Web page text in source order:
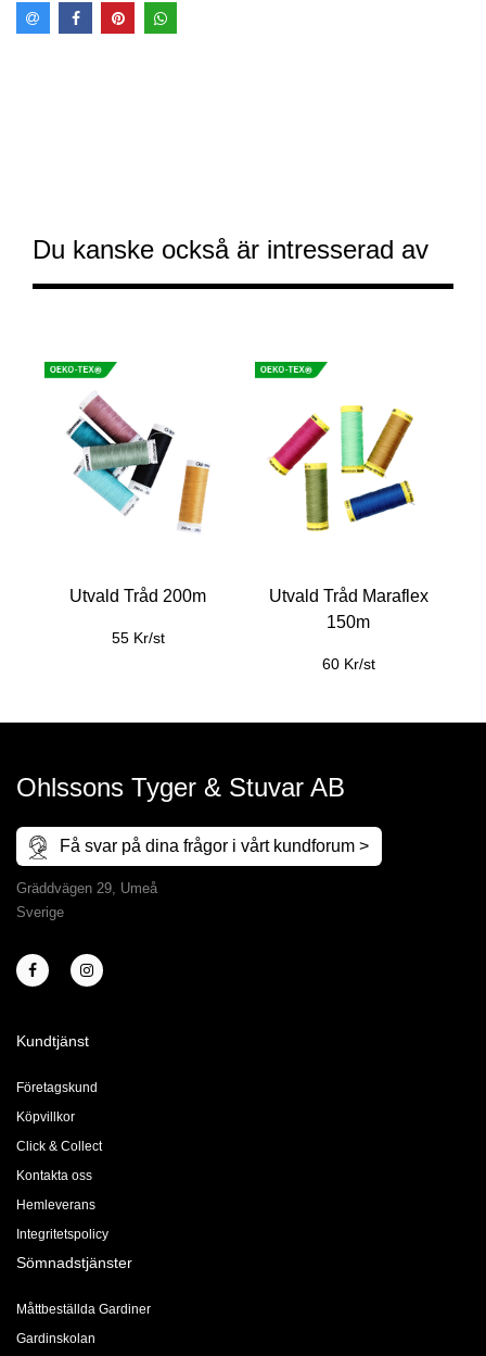
Du kanske också är intresserad av
Utvald Tråd 200m
55 Kr/st
Utvald Tråd Maraflex
150m
60 Kr/st
Ohlssons Tyger & Stuvar AB
Få svar på dina frågor i vårt kundforum >
Gräddvägen 29, Umeå
Sverige
Kundtjänst
Företagskund
Köpvillkor
Click & Collect
Kontakta oss
Hemleverans
Integritetspolicy
Sömnadstjänster
Måttbeställda Gardiner
Gardinskolan